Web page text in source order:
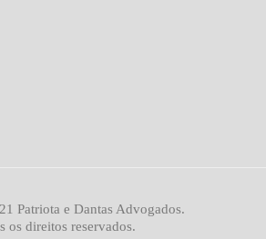
Patriota e Dantas Advogados.
os direitos reservados.